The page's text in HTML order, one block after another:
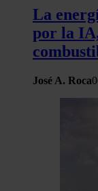
La
por la
José A. Roca